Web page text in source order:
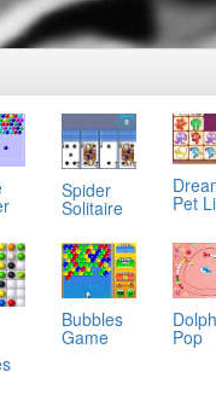
Spider
Solitaire Pet
Bubbles
Game Pop